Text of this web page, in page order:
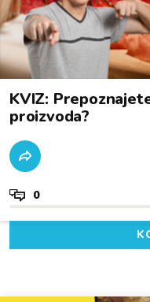
KVIZ:
proizvoda?
0